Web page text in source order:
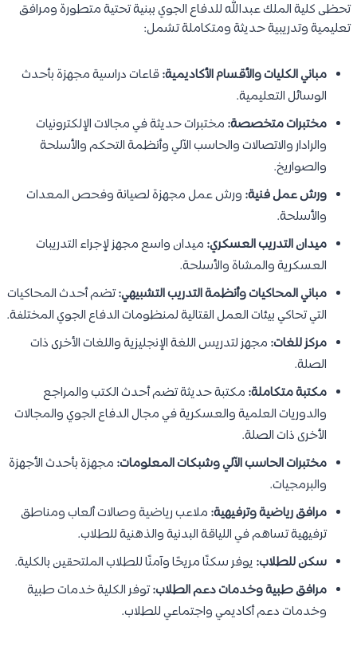
تحظى كلية الملك عبدالله للدفاع الجوي ببنية تحتية متطورة ومرافق
تعليمية وتدريبية حديثة ومتكاملة تشمل:
مباني الكليات والأقسام الأكاديمية:قاعات دراسية مجهزة بأحدث
الوسائل التعليمية.
مختبرات متخصصة: مختبرات حديثة في مجالات الإلكترونيات
والرادار والاتصالات والحاسب الآلي وأنظمة التحكم والأسلحة
والصواريخ.
ورش عمل فنية: ورش عمل مجهزة لصيانة وفحص المعدات
والأسلحة.
ميدان التدريب العسكري: ميدان واسع مجهز لإجراء التدريبات
العسكرية والمشاة والأسلحة.
مباني المحاكيات وأنظمة التدريب التشبيهي:تضم أحدث المحاكيات
التي تحاكي بيئات العمل القتالية لمنظومات الدفاع الجوي المختلفة.
مركز للغات: مجهز لتدريس اللغة الإنجليزية واللغات الأخرى ذات
الصلة.
مكتبة متكاملة: مكتبة حديثة تضم أحدث الكتب والمراجع
والدوريات العلمية والعسكرية في مجال الدفاع الجوي والمجالات
الأخرى ذات الصلة.
مختبرات الحاسب الآلي وشبكات المعلومات: مجهزة بأحدث الأجهزة
والبرمجيات.
مرافق رياضية وترفيهية: ملاعب رياضية وصالات ألعاب ومناطق
ترفيهية تساهم في اللياقة البدنية والذهنية للطلاب.
سكن للطلاب: يوفر سكنًا مريحًا وآمنًا للطلاب الملتحقين بالكلية.
مرافق طبية وخدمات دعم الطلاب:توفر الكلية خدمات طبية
وخدمات دعم أكاديمي واجتماعي للطلاب.